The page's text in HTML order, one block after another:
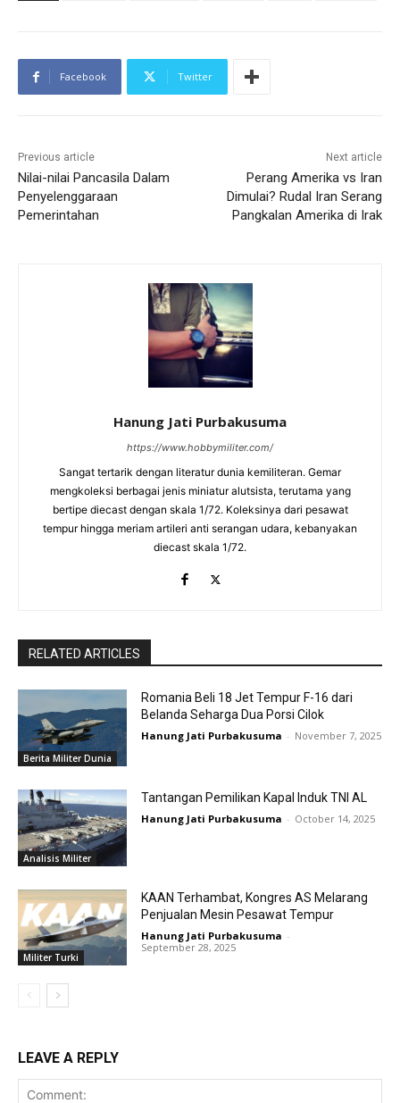
Facebook Twitter
Previous article
Nilai-nilai Pancasila Dalam
Penyelenggaraan
Pemerintahan
Next article
Perang Amerika vs Iran
Dimulai? Rudal Iran Serang
Pangkalan Amerika di Irak
Hanung Jati Purbakusuma
https://www.hobbymiliter.com/
Sangat tertarik dengan literatur dunia kemiliteran. Gemar
mengkoleksi berbagai jenis miniatur alutsista, terutama yang
bertipe diecast dengan skala 1/72. Koleksinya dari pesawat
tempur hingga meriam artileri anti serangan udara, kebanyakan
diecast skala 1/72.
RELATED ARTICLES
Berita Militer Dunia
Romania Beli 18 Jet Tempur F-16 dari
Belanda Seharga Dua Porsi Cilok
Hanung Jati Purbakusuma - November 7, 2025
Analisis Militer
Tantangan Pemilikan Kapal Induk TNI AL
Hanung Jati Purbakusuma - October 14, 2025
Militer Turki
KAAN Terhambat, Kongres AS Melarang
Penjualan Mesin Pesawat Tempur
Hanung Jati Purbakusuma -
September 28, 2025
LEAVE A REPLY